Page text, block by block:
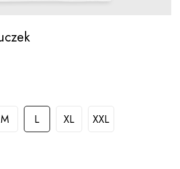
M L XL XXL